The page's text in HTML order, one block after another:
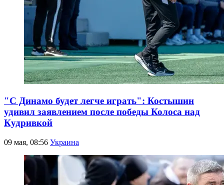
"С Динамо будет легче играть": Костышин
удивил заявлением после победы Колоса над
Кудривкой
09 мая, 08:56 Украина